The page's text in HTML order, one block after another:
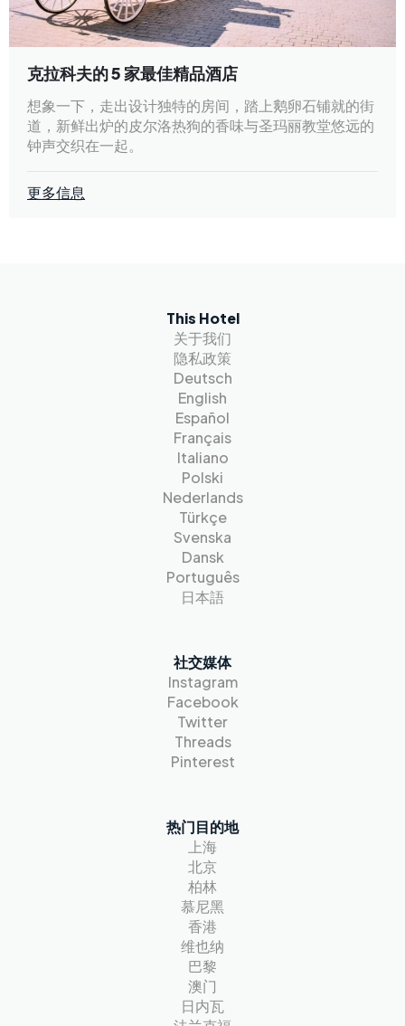
克拉科夫的 5 家最佳精品酒店
想象一下，走出设计独特的房间，踏上鹅卵石铺就的街
道，新鲜出炉的皮尔洛热狗的香味与圣玛丽教堂悠远的
钟声交织在一起。
更多信息
This Hotel
关于我们
隐私政策
Deutsch
English
Español
Français
Italiano
Polski
Nederlands
Türkçe
Svenska
Dansk
Português
日本語
社交媒体
Instagram
Facebook
Twitter
Threads
Pinterest
热门目的地
上海
北京
柏林
慕尼黑
香港
维也纳
巴黎
澳门
日内瓦